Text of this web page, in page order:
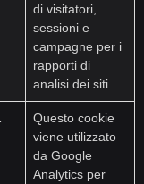
di visitatori,
sessioni e
campagne per i
rapporti di
analisi dei siti.
Questo cookie
viene utilizzato
da Google
Analytics per